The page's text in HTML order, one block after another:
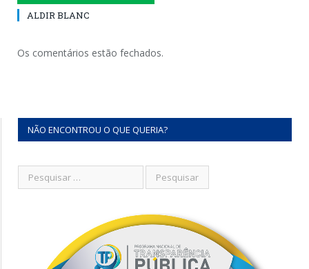
ALDIR BLANC
Os comentários estão fechados.
NÃO ENCONTROU O QUE QUERIA?